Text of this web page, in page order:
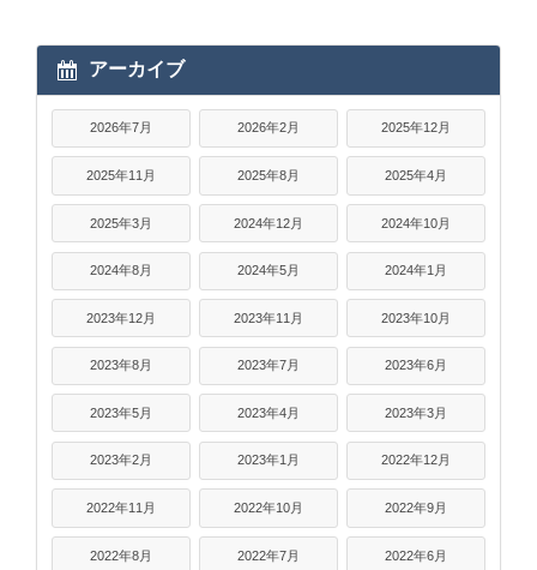
アーカイブ
2026年7月 2026年2月 2025年12月
2025年11月 2025年8月 2025年4月
2025年3月 2024年12月 2024年10月
2024年8月 2024年5月 2024年1月
2023年12月 2023年11月 2023年10月
2023年8月 2023年7月 2023年6月
2023年5月 2023年4月 2023年3月
2023年2月 2023年1月 2022年12月
2022年11月 2022年10月 2022年9月
2022年8月 2022年7月 2022年6月